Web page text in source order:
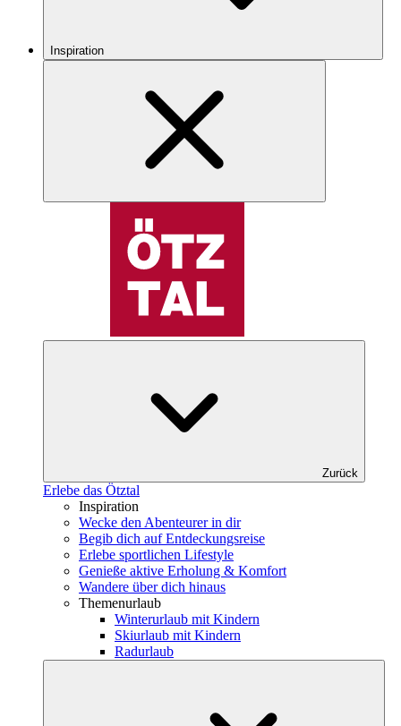
Inspiration
Zurück
Erlebe das Ötztal
Inspiration
Wecke den Abenteurer in dir
Begib dich auf Entdeckungsreise
Erlebe sportlichen Lifestyle
Genieße aktive Erholung & Komfort
Wandere über dich hinaus
Themenurlaub
Winterurlaub mit Kindern
Skiurlaub mit Kindern
Radurlaub